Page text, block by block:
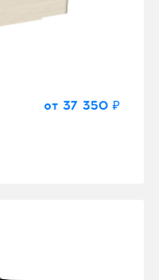
от 37 350 ₽